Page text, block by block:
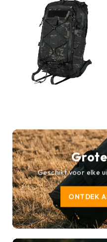
Geschikt voor elke
ONTDEK